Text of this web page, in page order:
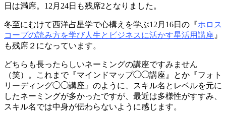
日は満席。12月24日も残席2となりました。
冬至にむけて西洋占星学で心構えを学ぶ12月16日の『ホロス
コープの読み方を学び人生とビジネスに活かす星活用講座 』
も残席２になっています。
どちらも長ったらしいネーミングの講座ですみません
（笑）。これまで『マインドマップ◯◯講座』とか『フォト
リーディング◯◯講座』のように、スキル名とレベルを元に
したネーミングが多かったですが、最近は多様性がすすみ、
スキル名では中身が伝わらないように感じます。